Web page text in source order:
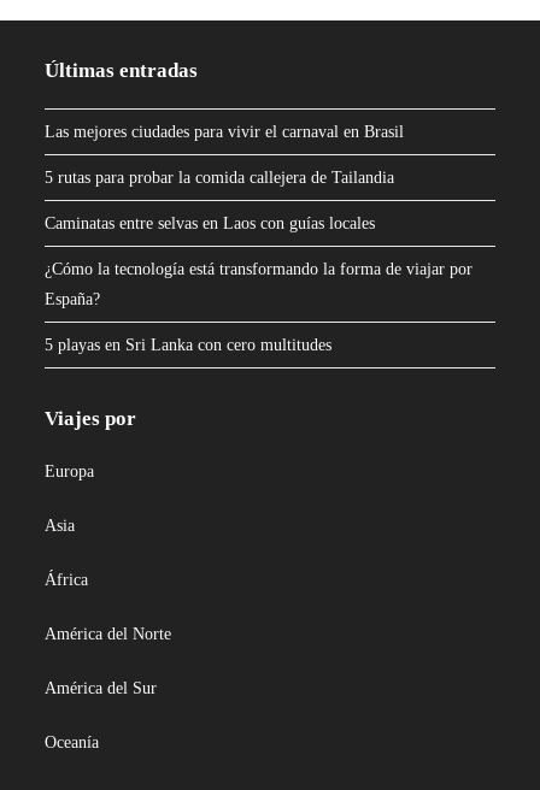
Últimas entradas
Las mejores ciudades para vivir el carnaval en Brasil
5 rutas para probar la comida callejera de Tailandia
Caminatas entre selvas en Laos con guías locales
¿Cómo la tecnología está transformando la forma de viajar por
España?
5 playas en Sri Lanka con cero multitudes
Viajes por
Europa
Asia
África
América del Norte
América del Sur
Oceanía